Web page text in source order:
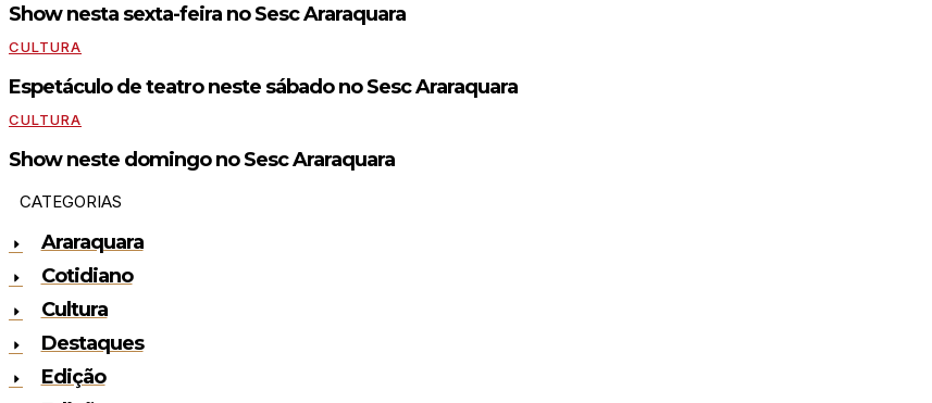
Show nesta sexta-feira no Sesc Araraquara
CULTURA
Espetáculo de teatro neste sábado no Sesc Araraquara
CULTURA
Show neste domingo no Sesc Araraquara
CATEGORIAS
Araraquara
Cotidiano
Cultura
Destaques
Edição